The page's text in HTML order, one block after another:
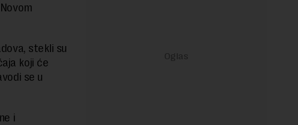
stekli su
koji će
se u
i